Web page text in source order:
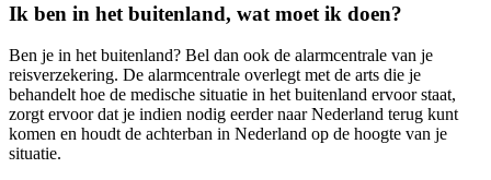
Ik ben in het buitenland, wat moet ik doen?
Ben je in het buitenland? Bel dan ook de alarmcentrale van je
reisverzekering. De alarmcentrale overlegt met de arts die je
behandelt hoe de medische situatie in het buitenland ervoor staat,
zorgt ervoor dat je indien nodig eerder naar Nederland terug kunt
komen en houdt de achterban in Nederland op de hoogte van je
situatie.